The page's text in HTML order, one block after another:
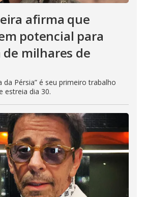
afirma que
potencial para
de milhares de
da Pérsia” é seu primeiro trabalho
estreia dia 30.